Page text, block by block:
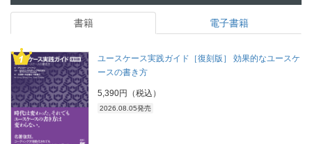
書籍 電子書籍
ユースケース実践ガイド［復刻版］ 効果的なユースケ
ースの書き方
5,390円（税込）
2026.08.05発売